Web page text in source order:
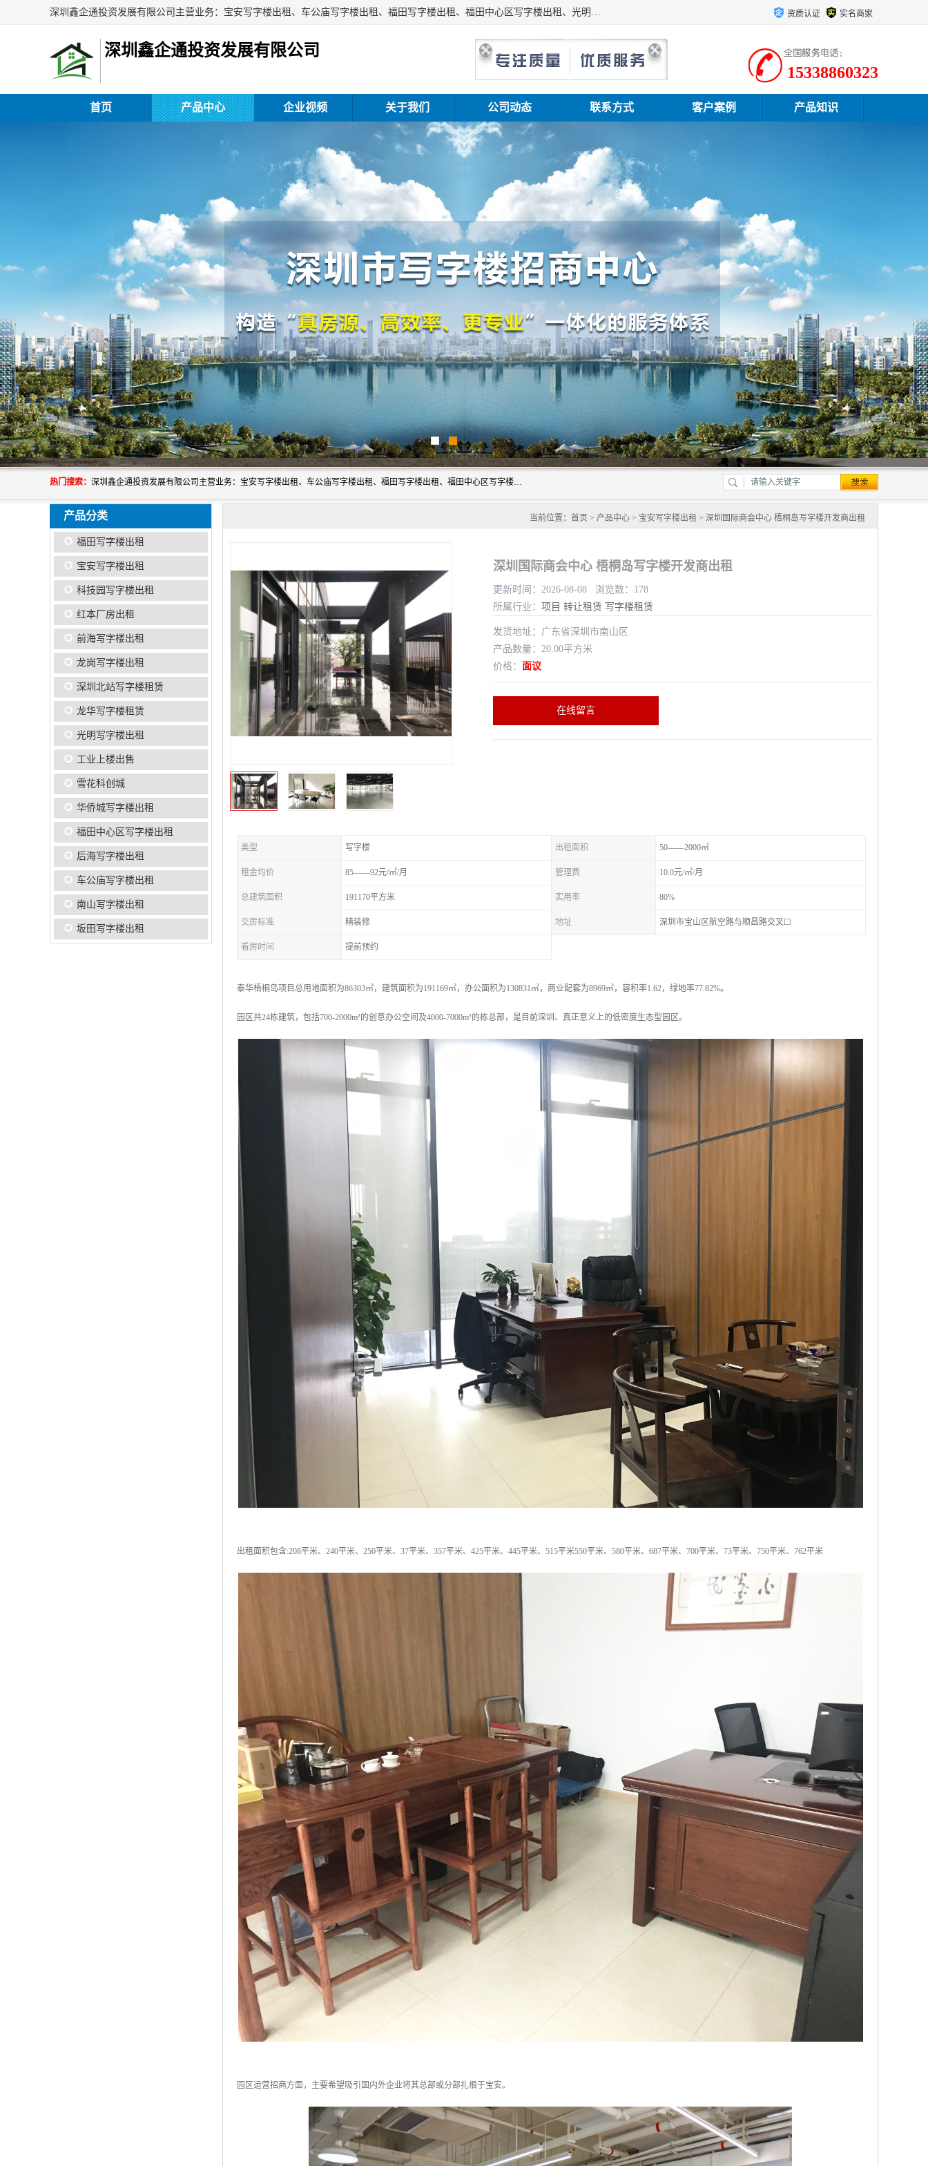
深圳鑫企通投资发展有限公司主营业务：宝安写字楼出租、车公庙写字楼出租、福田写字楼出租、福田中心区写字楼出租、光明写字楼出租、后海写字楼出租、科技园写字楼出租、南山写字楼出租等。公司专注为写字楼提供整体解决方案的化服务，依托于长期的写字楼线下运营经验和积累，以及丰富的互联网从业经验，拥有完善的服务架构体系、丰富的行业经验、与充分的销售资源。 资质认证 实名商家
深圳鑫企通投资发展有限公司
15338860323
首页 产品中心 企业视频 关于我们 公司动态 联系方式 客户案例 产品知识
热门搜索： 深圳鑫企通投资发展有限公司主营业务：宝安写字楼出租、车公庙写字楼出租、福田写字楼出租、福田中心区写字楼出租、光明写字楼出租、后海写字楼出租、科技园写字楼出租、南山写字楼出租等。公司专注为写字楼提供整体解决方案的化服务，依托于长期的写字楼线下运营经验和积累，以及丰富的互联网从业经验，拥有完善的服务架构体系、丰富的行业经验、与充分的销售资源。
产品分类
福田写字楼出租
宝安写字楼出租
科技园写字楼出租
红本厂房出租
前海写字楼出租
龙岗写字楼出租
深圳北站写字楼租赁
龙华写字楼租赁
光明写字楼出租
工业上楼出售
雪花科创城
华侨城写字楼出租
福田中心区写字楼出租
后海写字楼出租
车公庙写字楼出租
南山写字楼出租
坂田写字楼出租
当前位置： 首页 > 产品中心 > 宝安写字楼出租 > 深圳国际商会中心 梧桐岛写字楼开发商出租
深圳国际商会中心 梧桐岛写字楼开发商出租
更新时间：2026-08-08 浏览数：178
所属行业： 项目 转让租赁 写字楼租赁
发货地址：广东省深圳市南山区
产品数量：20.00平方米
价格： 面议
在线留言
类型 写字楼 出租面积 50——2000㎡
租金均价 85——92元/㎡/月 管理费 10.0元/㎡/月
总建筑面积 191170平方米 实用率 80%
交房标准 精装修 地址 深圳市宝山区航空路与顺昌路交叉☐
看房时间 提前预约
泰华梧桐岛项目总用地面积为86303㎡，建筑面积为191169㎡，办公面积为130831㎡，商业配套为8969㎡，容积率1.62，绿地率77.82%。
园区共24栋建筑，包括700-2000m²的创意办公空间及4000-7000m²的栋总部，是目前深圳、真正意义上的低密度生态型园区。
出租面积包含:208平米、240平米、250平米、37平米、357平米、425平米、445平米、515平米550平米、580平米、687平米、700平米、73平米、750平米、762平米
园区运营招商方面，主要希望吸引国内外企业将其总部或分部扎根于宝安。